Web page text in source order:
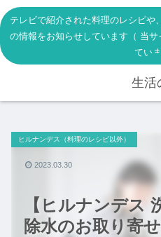
テレビで紹介された料理のレシピや
の情報をお知らせしています（ 当
ていま
生活
【ヒルナンデス
除水のお取り寄
ヒルナンデス（料理のレシピ以外）
2023.03.30